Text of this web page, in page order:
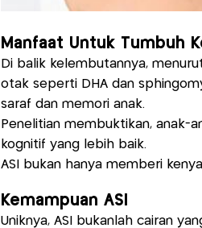
Manfaat Untuk Tumbuh
Di balik kelembutannya,
otak seperti DHA dan
saraf dan memori anak.
Penelitian membuktikan, anak-
kognitif yang lebih baik.
ASI bukan hanya memberi
Kemampuan ASI
Uniknya, ASI bukanlah cairan